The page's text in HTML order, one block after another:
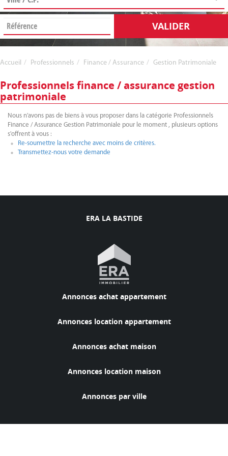
VALIDER
Accueil Professionnels Finance / Assurance Gestion Patrimoniale
Professionnels finance / assurance gestion
patrimoniale
Nous n'avons pas de biens à vous proposer dans la catégorie Professionnels
Finance / Assurance Gestion Patrimoniale pour le moment , plusieurs options
s'offrent à vous :
Re-soumettre la recherche avec moins de critères.
Transmettez-nous votre demande
ERA LA BASTIDE
Annonces achat appartement
Annonces location appartement
Annonces achat maison
Annonces location maison
Annonces par ville